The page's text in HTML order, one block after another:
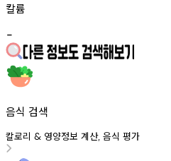
칼륨
-
음식 검색
칼로리 & 영양정보 계산, 음식 평가